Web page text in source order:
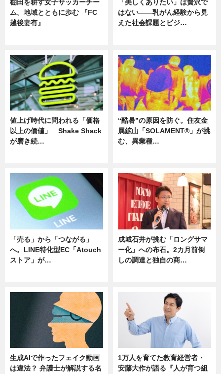
棚田を耕す女子サッカーチー
ム。地域とともに歩む 『FC
越後妻有』
「美しくありたい」は贅沢で
はない――乳がん経験から見
えた社会課題とビジ…
値上げ時代に問われる「価格
以上の価値」 Shake Shack
が磨き続…
“酷暑”の原因を防ぐ。住友金
属鉱山「SOLAMENT®」が挑
む、異業種…
「売る」から「つながる」
へ。LINE特化型EC「Atouch
ストア」が…
成城石井が挑む「ロングサマ
ー化」への布石。2カ月前倒
しの調達と独自の商…
生成AIで作ったフェイク動画
は違法？ 弁護士が解説する名
1万人を育てた教育経営者・
安藤大作が語る『人が育つ組